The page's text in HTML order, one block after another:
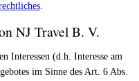
.
NJ Travel B. V.
Interessen (d.h. Interesse am
im Sinne des Art. 6 Abs.